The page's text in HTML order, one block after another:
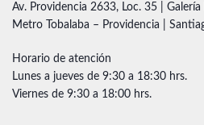
Av. Providencia 2633, Loc. 35 |
Metro Tobalaba – Providencia |
Horario de atención
Lunes a jueves de 9:30 a 18:30 hrs.
Viernes de 9:30 a 18:00 hrs.